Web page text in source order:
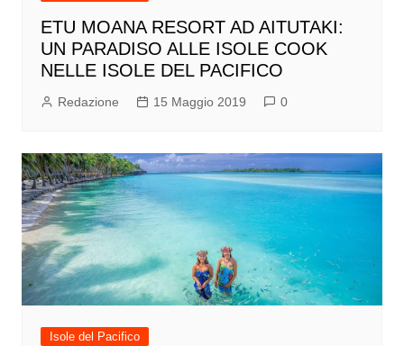
ETU MOANA RESORT AD AITUTAKI:
UN PARADISO ALLE ISOLE COOK
NELLE ISOLE DEL PACIFICO
Redazione 15 Maggio 2019 0
Isole del Pacifico